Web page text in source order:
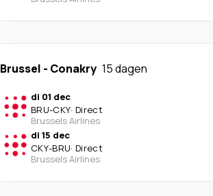
Brussel - Conakry 15 dagen
di 01 dec
BRU-CKY· Direct
Brussels Airlines
di 15 dec
CKY-BRU· Direct
Brussels Airlines